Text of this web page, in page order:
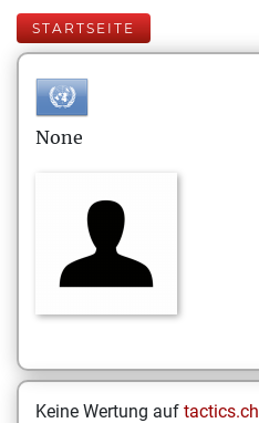
STARTSEITE
None
Keine Wertung auf